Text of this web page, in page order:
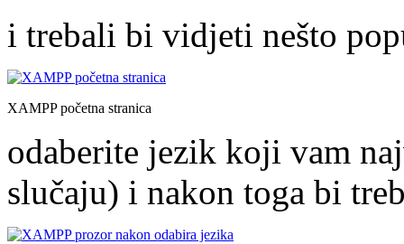
i trebali bi vidjeti nešto
XAMPP početna stranica
odaberite jezik koji vam
slučaju) i nakon toga bi